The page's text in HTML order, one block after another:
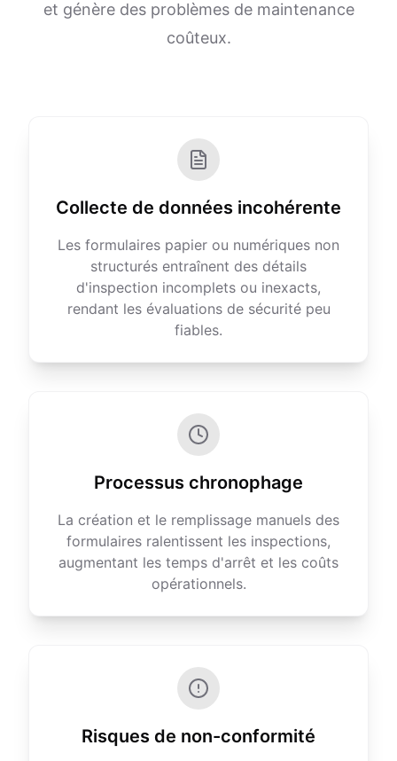
et génère des problèmes de maintenance
coûteux.
Collecte de données incohérente
Les formulaires papier ou numériques non
structurés entraînent des détails
d'inspection incomplets ou inexacts,
rendant les évaluations de sécurité peu
fiables.
Processus chronophage
La création et le remplissage manuels des
formulaires ralentissent les inspections,
augmentant les temps d'arrêt et les coûts
opérationnels.
Risques de non-conformité